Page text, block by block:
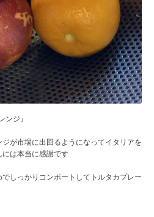
ンジ』
が市場に出回るようになってイタリアを
は本当に感謝です
しっかりコンポートしてトルタカプレー